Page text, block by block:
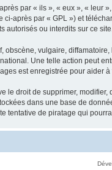
par « ils », « eux », « leur
ci-après par « GPL ») et
autorisés ou interdits sur ce
vulgaire,
Une telle action peut
est enregistrée pour aider
le droit de supprimer,
dans une base de
tentative de piratage qui